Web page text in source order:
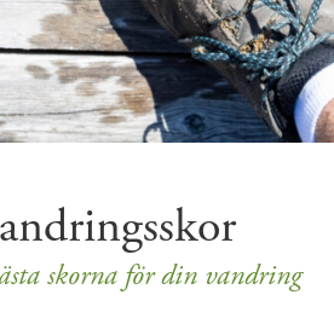
skorna för din vandring